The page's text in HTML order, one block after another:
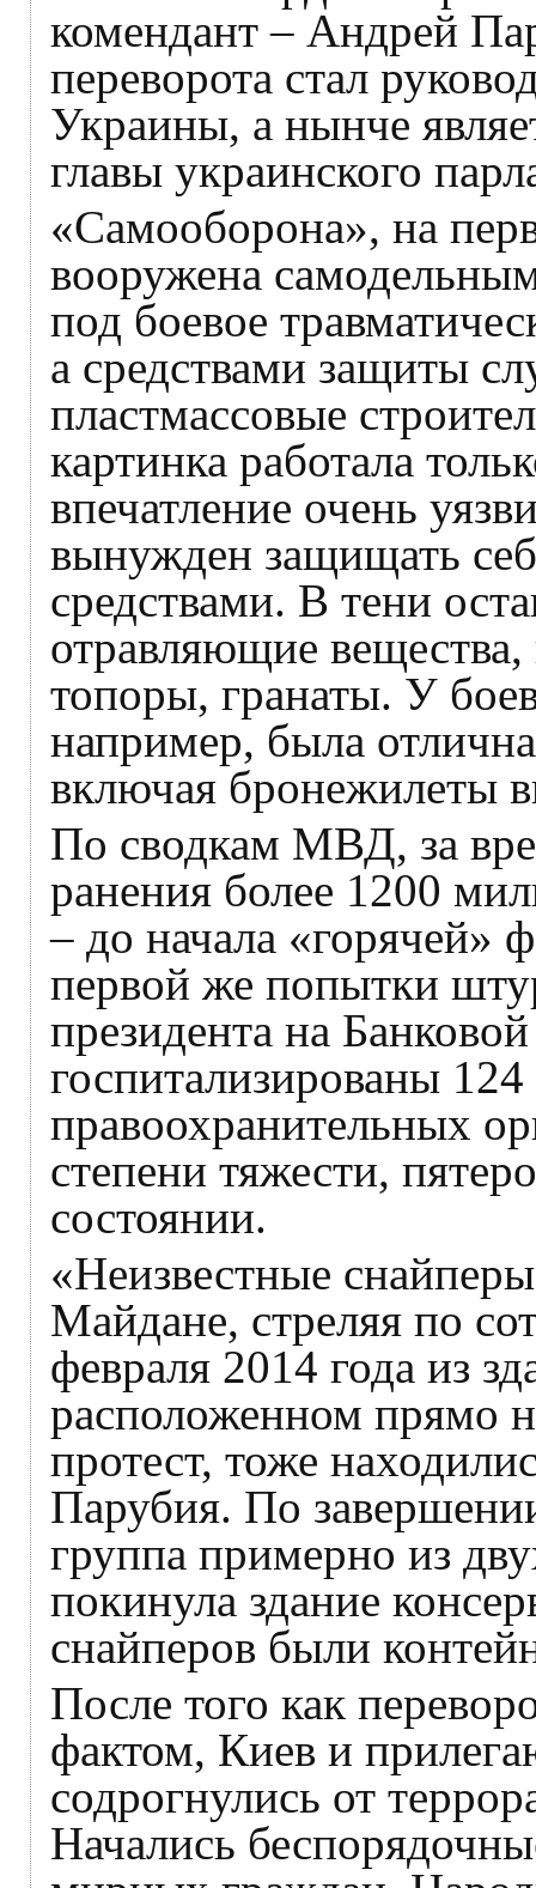
комендант – Андрей
переворота стал
Украины, а нынче
главы украинского
«Самооборона», на
вооружена
под боевое
а средствами защиты
пластмассовые
картинка работала
впечатление очень
вынужден защищать
средствами. В тени
отравляющие
топоры, гранаты. У
например, была
включая бронежилеты
По сводкам МВД, за
ранения более 1200
– до начала «горячей»
первой же попытки
президента на
госпитализированы 124
правоохранительных
степени тяжести,
состоянии.
«Неизвестные
Майдане, стреляя по
февраля 2014 года из
расположенном прямо
протест, тоже
Парубия. По
группа примерно из
покинула здание
снайперов были
После того как
фактом, Киев и
содрогнулись от
Начались